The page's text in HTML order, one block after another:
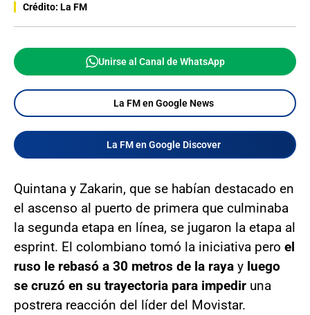
Crédito: La FM
Unirse al Canal de WhatsApp
La FM en Google News
La FM en Google Discover
Quintana y Zakarin, que se habían destacado en
el ascenso al puerto de primera que culminaba
la segunda etapa en línea, se jugaron la etapa al
esprint. El colombiano tomó la iniciativa pero el
ruso le rebasó a 30 metros de la raya y luego
se cruzó en su trayectoria para impedir una
postrera reacción del líder del Movistar.